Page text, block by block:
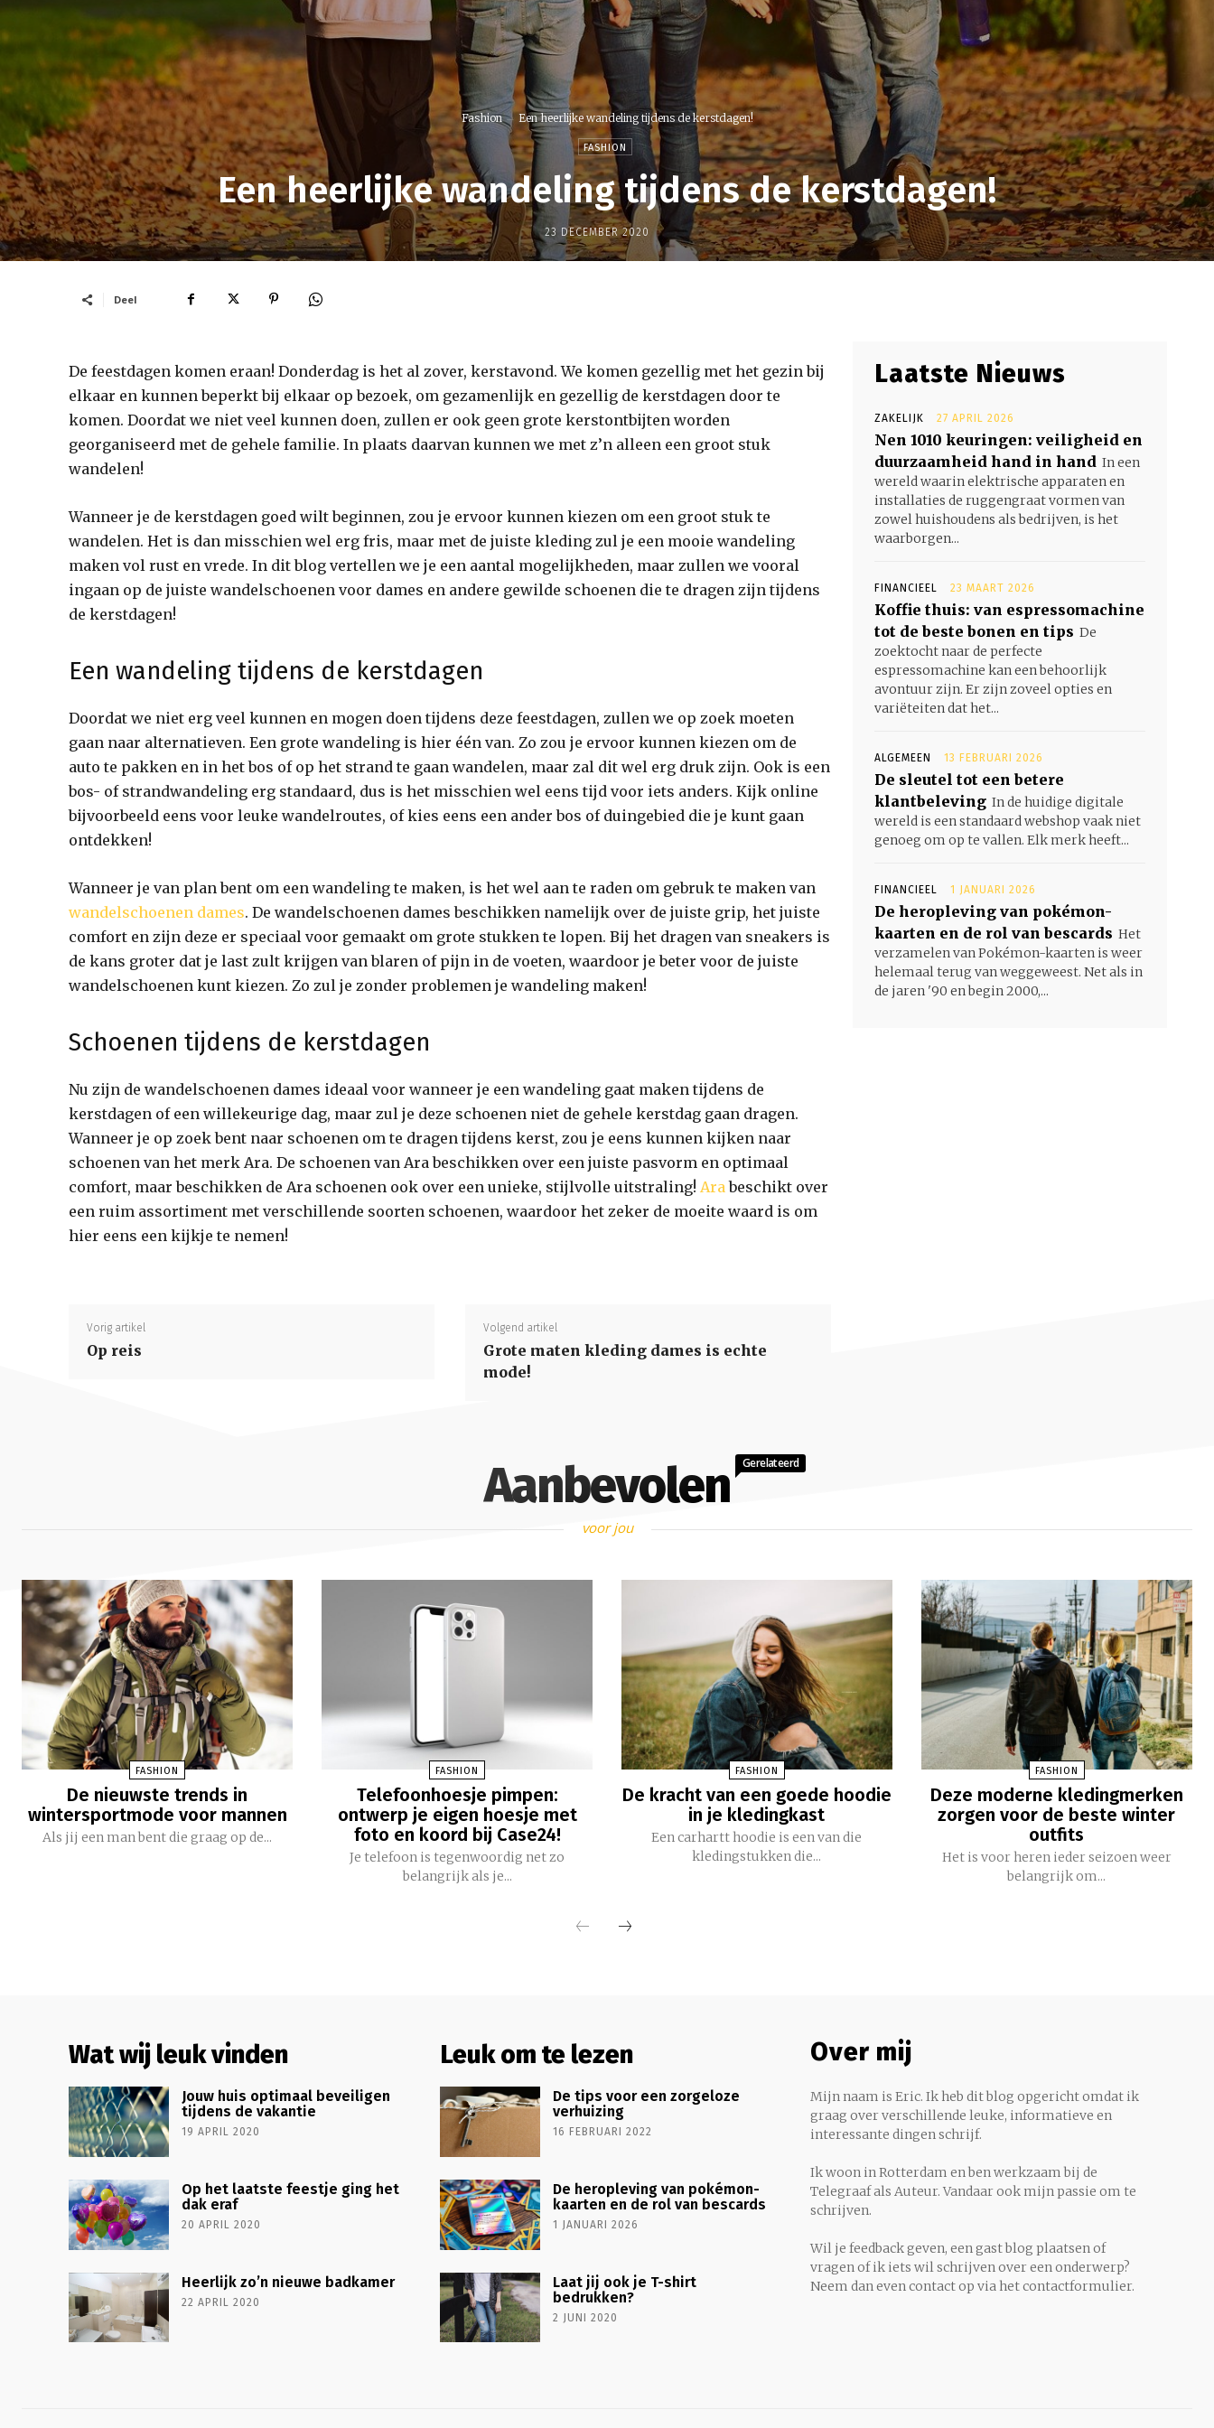
Fashion Een heerlijke wandeling tijdens de kerstdagen!
FASHION
Een heerlijke wandeling tijdens de kerstdagen!
23 DECEMBER 2020
Deel
De feestdagen komen eraan! Donderdag is het al zover, kerstavond. We komen gezellig met het gezin bij
elkaar en kunnen beperkt bij elkaar op bezoek, om gezamenlijk en gezellig de kerstdagen door te
komen. Doordat we niet veel kunnen doen, zullen er ook geen grote kerstontbijten worden
georganiseerd met de gehele familie. In plaats daarvan kunnen we met z’n alleen een groot stuk
wandelen!
Wanneer je de kerstdagen goed wilt beginnen, zou je ervoor kunnen kiezen om een groot stuk te
wandelen. Het is dan misschien wel erg fris, maar met de juiste kleding zul je een mooie wandeling
maken vol rust en vrede. In dit blog vertellen we je een aantal mogelijkheden, maar zullen we vooral
ingaan op de juiste wandelschoenen voor dames en andere gewilde schoenen die te dragen zijn tijdens
de kerstdagen!
Een wandeling tijdens de kerstdagen
Doordat we niet erg veel kunnen en mogen doen tijdens deze feestdagen, zullen we op zoek moeten
gaan naar alternatieven. Een grote wandeling is hier één van. Zo zou je ervoor kunnen kiezen om de
auto te pakken en in het bos of op het strand te gaan wandelen, maar zal dit wel erg druk zijn. Ook is een
bos- of strandwandeling erg standaard, dus is het misschien wel eens tijd voor iets anders. Kijk online
bijvoorbeeld eens voor leuke wandelroutes, of kies eens een ander bos of duingebied die je kunt gaan
ontdekken!
Wanneer je van plan bent om een wandeling te maken, is het wel aan te raden om gebruk te maken van
wandelschoenen dames. De wandelschoenen dames beschikken namelijk over de juiste grip, het juiste
comfort en zijn deze er speciaal voor gemaakt om grote stukken te lopen. Bij het dragen van sneakers is
de kans groter dat je last zult krijgen van blaren of pijn in de voeten, waardoor je beter voor de juiste
wandelschoenen kunt kiezen. Zo zul je zonder problemen je wandeling maken!
Schoenen tijdens de kerstdagen
Nu zijn de wandelschoenen dames ideaal voor wanneer je een wandeling gaat maken tijdens de
kerstdagen of een willekeurige dag, maar zul je deze schoenen niet de gehele kerstdag gaan dragen.
Wanneer je op zoek bent naar schoenen om te dragen tijdens kerst, zou je eens kunnen kijken naar
schoenen van het merk Ara. De schoenen van Ara beschikken over een juiste pasvorm en optimaal
comfort, maar beschikken de Ara schoenen ook over een unieke, stijlvolle uitstraling! Arabeschikt over
een ruim assortiment met verschillende soorten schoenen, waardoor het zeker de moeite waard is om
hier eens een kijkje te nemen!
Vorig artikel
Op reis
Volgend artikel
Grote maten kleding dames is echte
mode!
Laatste Nieuws
ZAKELIJK 27 APRIL 2026
Nen 1010 keuringen: veiligheid en
duurzaamheid hand in hand In een
wereld waarin elektrische apparaten en
installaties de ruggengraat vormen van
zowel huishoudens als bedrijven, is het
waarborgen...
FINANCIEEL 23 MAART 2026
Koffie thuis: van espressomachine
tot de beste bonen en tips De
zoektocht naar de perfecte
espressomachine kan een behoorlijk
avontuur zijn. Er zijn zoveel opties en
variëteiten dat het...
ALGEMEEN 13 FEBRUARI 2026
De sleutel tot een betere
klantbeleving In de huidige digitale
wereld is een standaard webshop vaak niet
genoeg om op te vallen. Elk merk heeft...
FINANCIEEL 1 JANUARI 2026
De heropleving van pokémon-
kaarten en de rol van bescards Het
verzamelen van Pokémon-kaarten is weer
helemaal terug van weggeweest. Net als in
de jaren '90 en begin 2000,...
Aanbevolen Gerelateerd
voor jou
FASHION
De nieuwste trends in
wintersportmode voor mannen
Als jij een man bent die graag op de...
FASHION
Telefoonhoesje pimpen:
ontwerp je eigen hoesje met
foto en koord bij Case24!
Je telefoon is tegenwoordig net zo
belangrijk als je...
FASHION
De kracht van een goede hoodie
in je kledingkast
Een carhartt hoodie is een van die
kledingstukken die...
FASHION
Deze moderne kledingmerken
zorgen voor de beste winter
outfits
Het is voor heren ieder seizoen weer
belangrijk om...
Wat wij leuk vinden
Jouw huis optimaal beveiligen
tijdens de vakantie
19 APRIL 2020
Op het laatste feestje ging het
dak eraf
20 APRIL 2020
Heerlijk zo’n nieuwe badkamer
22 APRIL 2020
Leuk om te lezen
De tips voor een zorgeloze
verhuizing
16 FEBRUARI 2022
De heropleving van pokémon-
kaarten en de rol van bescards
1 JANUARI 2026
Laat jij ook je T-shirt
bedrukken?
2 JUNI 2020
Over mij
Mijn naam is Eric. Ik heb dit blog opgericht omdat ik
graag over verschillende leuke, informatieve en
interessante dingen schrijf.
Ik woon in Rotterdam en ben werkzaam bij de
Telegraaf als Auteur. Vandaar ook mijn passie om te
schrijven.
Wil je feedback geven, een gast blog plaatsen of
vragen of ik iets wil schrijven over een onderwerp?
Neem dan even contact op via het contactformulier.